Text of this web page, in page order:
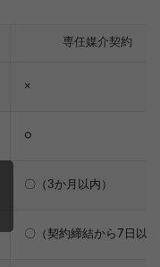
専任媒介契約
×
○
〇（3か月以内）
〇（契約締結から7日以